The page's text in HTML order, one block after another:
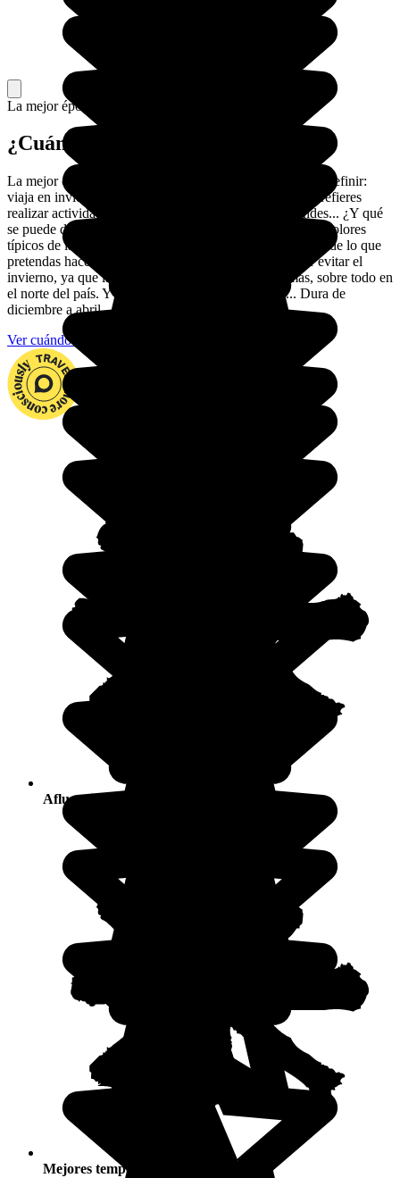
La mejor época para ir.
¿Cuándo viajar a Canadá?
La mejor época para visitar Canadá es un poco difícil de definir:
viaja en invierno si quieres hacer esquí, y en verano si prefieres
realizar actividades al aire libre o visitar ciudades grandes... ¿Y qué
se puede decir de los paisajes canadienses teñidos de los colores
típicos de la primavera o el otoño? Así que todo depende de lo que
pretendas hacer en Canadá. Si no, en general, es mejor evitar el
invierno, ya que las temperaturas pueden ser extremas, sobre todo en
el norte del país. Y el invierno es largo en Canadá... Dura de
diciembre a abril...
Ver cuándo viajar
Afluencia
Mejores temporadas